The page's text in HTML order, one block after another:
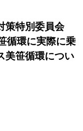
策特別委員会
循環に実際に乗
美笹循環につい